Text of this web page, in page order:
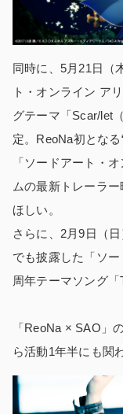
同時に、5月21日（
ト・オンライン ア
グテーマ「Scar/let
定。ReoNa初とな
「ソードアート・
ムの最新トレーラ
ほしい。
さらに、2月9日（
でも披露した「ソ
周年テーマソング「
「ReoNa × SAO」
ら活動1年半にも関